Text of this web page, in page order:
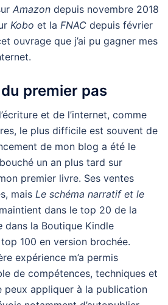
Amazon depuis novembre 2018
Kobo et la FNAC depuis février
ouvrage que j’ai pu gagner mes
premier pas
et de l’internet, comme
le plus difficile est souvent de
de mon blog a été le
un an plus tard sur
premier livre. Ses ventes
mais Le schéma narratif et le
dans le top 20 de la
dans la Boutique Kindle
100 en version brochée.
expérience m’a permis
de compétences, techniques et
peux appliquer à la publication